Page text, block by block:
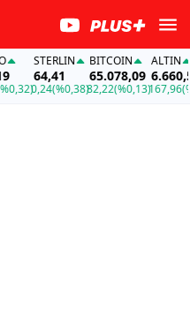
STERLIN
64,41
0,24(%0,38)
BITCOIN
65.078,09
82,22(%0,13)
ALTIN
6.660,55
167,96